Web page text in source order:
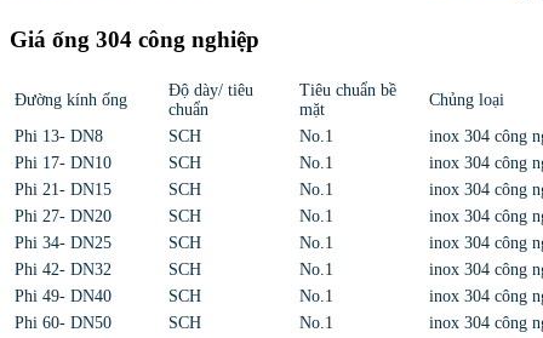
Giá ống 304 công nghiệp
Đường kính ống
Độ dày/ tiêu
chuẩn
Tiêu chuẩn bề
mặt
Chủng loại
Phi 13- DN8
SCH No.1
inox 304 công
Phi 17- DN10
SCH No.1
inox 304 công
Phi 21- DN15
SCH No.1
inox 304 công
Phi 27- DN20
SCH No.1
inox 304 công
Phi 34- DN25
SCH No.1
inox 304 công
Phi 42- DN32
SCH No.1
inox 304 công
Phi 49- DN40
SCH No.1
inox 304 công
Phi 60- DN50
SCH No.1
inox 304 công